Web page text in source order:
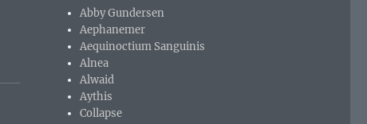
Abby Gundersen
Aephanemer
Aequinoctium Sanguinis
Alnea
Alwaid
Aythis
Collapse